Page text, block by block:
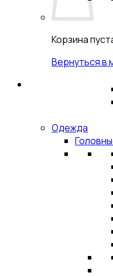
Корзина
Вернуться в
Одежда